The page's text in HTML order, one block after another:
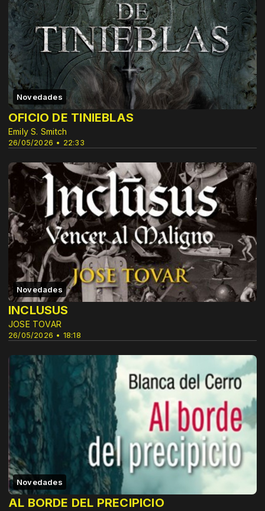
Novedades
26/05/2026 • 22:33
OFICIO DE TINIEBLAS
Emily S. Smitch
Novedades
26/05/2026 • 18:18
INCLUSUS
JOSE TOVAR
Novedades
AL BORDE DEL PRECIPICIO